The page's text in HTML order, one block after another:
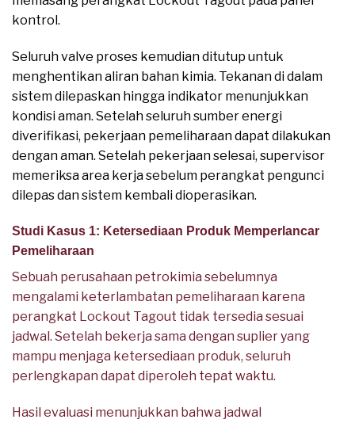
kontrol.
Seluruh valve proses kemudian ditutup untuk
menghentikan aliran bahan kimia. Tekanan di dalam
sistem dilepaskan hingga indikator menunjukkan
kondisi aman. Setelah seluruh sumber energi
diverifikasi, pekerjaan pemeliharaan dapat dilakukan
dengan aman. Setelah pekerjaan selesai, supervisor
memeriksa area kerja sebelum perangkat pengunci
dilepas dan sistem kembali dioperasikan.
Studi Kasus 1: Ketersediaan Produk Memperlancar
Pemeliharaan
Sebuah perusahaan petrokimia sebelumnya
mengalami keterlambatan pemeliharaan karena
perangkat Lockout Tagout tidak tersedia sesuai
jadwal. Setelah bekerja sama dengan suplier yang
mampu menjaga ketersediaan produk, seluruh
perlengkapan dapat diperoleh tepat waktu.
Hasil evaluasi menunjukkan bahwa jadwal